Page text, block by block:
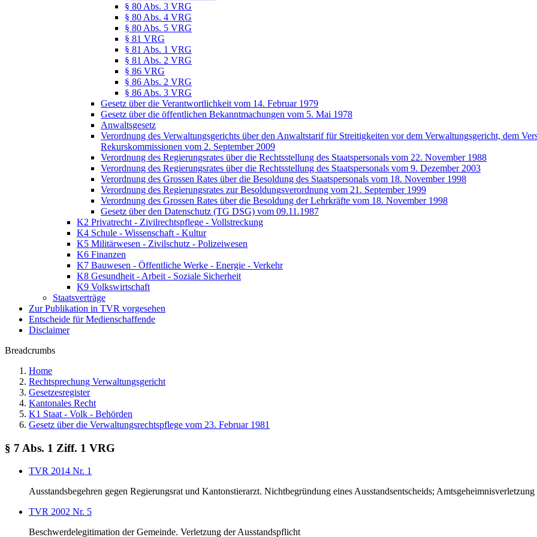
§ 80 Abs. 3 VRG
§ 80 Abs. 4 VRG
§ 80 Abs. 5 VRG
§ 81 VRG
§ 81 Abs. 1 VRG
§ 81 Abs. 2 VRG
§ 86 VRG
§ 86 Abs. 2 VRG
§ 86 Abs. 3 VRG
Gesetz über die Verantwortlichkeit vom 14. Februar 1979
Gesetz über die öffentlichen Bekanntmachungen vom 5. Mai 1978
Anwaltsgesetz
Verordnung des Verwaltungsgerichts über den Anwaltstarif für Streitigkeiten vor dem Verwaltungsgericht, dem
Rekurskommissionen vom 2. September 2009
Verordnung des Regierungsrates über die Rechtsstellung des Staatspersonals vom 22. November 1988
Verordnung des Regierungsrates über die Rechtsstellung des Staatspersonals vom 9. Dezember 2003
Verordnung des Grossen Rates über die Besoldung des Staatspersonals vom 18. November 1998
Verordnung des Regierungsrates zur Besoldungsverordnung vom 21. September 1999
Verordnung des Grossen Rates über die Besoldung der Lehrkräfte vom 18. November 1998
Gesetz über den Datenschutz (TG DSG) vom 09.11.1987
K2 Privatrecht - Zivilrechtspflege - Vollstreckung
K4 Schule - Wissenschaft - Kultur
K5 Militärwesen - Zivilschutz - Polizeiwesen
K6 Finanzen
K7 Bauwesen - Öffentliche Werke - Energie - Verkehr
K8 Gesundheit - Arbeit - Soziale Sicherheit
K9 Volkswirtschaft
Staatsverträge
Zur Publikation in TVR vorgesehen
Entscheide für Medienschaffende
Disclaimer
Breadcrumbs
Home
Rechtsprechung Verwaltungsgericht
Gesetzesregister
Kantonales Recht
K1 Staat - Volk - Behörden
Gesetz über die Verwaltungsrechtspflege vom 23. Februar 1981
§ 7 Abs. 1 Ziff. 1 VRG
TVR 2014 Nr. 1
Ausstandsbegehren gegen Regierungsrat und Kantonstierarzt. Nichtbegründung eines Ausstandsentscheids;
TVR 2002 Nr. 5
Beschwerdelegitimation der Gemeinde. Verletzung der Ausstandspflicht